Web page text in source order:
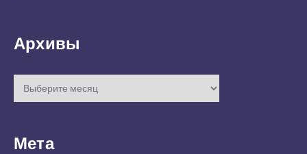
Архивы
Архивы
Мета